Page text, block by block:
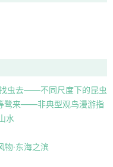
虫去——不同尺度下的昆虫
鹭来——非典型观鸟漫游指
水
物·东海之滨